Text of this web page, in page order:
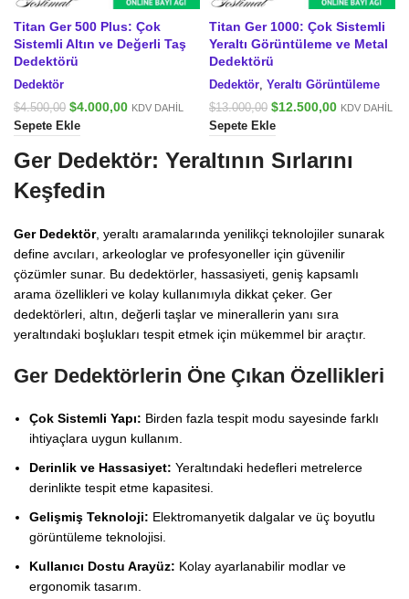
Titan Ger 500 Plus: Çok
Sistemli Altın ve Değerli Taş
Dedektörü
Dedektör
$4.500,00 Orijinal
fiyat:
$4.500,00.
$4.000,00Şu
$4.000,00.
KDV DAHİL
Sepete Ekle
Titan Ger 1000: Çok Sistemli
Yeraltı Görüntüleme ve Metal
Dedektörü
Dedektör Yeraltı Görüntüleme
$13.000,00 Orijinal
fiyat:
$13.000,00.
$12.500,00Şu
$12.500,00.
KDV DAHİL
Sepete Ekle
Ger Dedektör: Yeraltının Sırlarını
Keşfedin
Ger Dedektör, yeraltı aramalarında yenilikçi teknolojiler sunarak
define avcıları, arkeologlar ve profesyoneller için güvenilir
çözümler sunar. Bu dedektörler, hassasiyeti, geniş kapsamlı
arama özellikleri ve kolay kullanımıyla dikkat çeker. Ger
dedektörleri, altın, değerli taşlar ve minerallerin yanı sıra
yeraltındaki boşlukları tespit etmek için mükemmel bir araçtır.
Ger Dedektörlerin Öne Çıkan Özellikleri
Çok Sistemli Yapı: Birden fazla tespit modu sayesinde farklı
ihtiyaçlara uygun kullanım.
Derinlik ve Hassasiyet: Yeraltındaki hedefleri metrelerce
derinlikte tespit etme kapasitesi.
Gelişmiş Teknoloji: Elektromanyetik dalgalar ve üç boyutlu
görüntüleme teknolojisi.
Kullanıcı Dostu Arayüz: Kolay ayarlanabilir modlar ve
ergonomik tasarım.